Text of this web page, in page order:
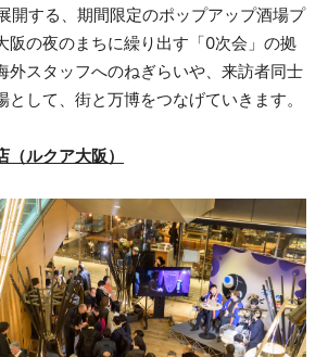
開する、期間限定のポップアップ酒場プ
阪の夜のまちに繰り出す「0次会」の拠
外スタッフへのねぎらいや、来訪者同士
して、街と万博をつなげていきます。
ルクア大阪）